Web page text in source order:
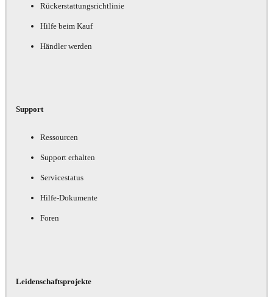
Rückerstattungsrichtlinie
Hilfe beim Kauf
Händler werden
Support
Ressourcen
Support erhalten
Servicestatus
Hilfe-Dokumente
Foren
Leidenschaftsprojekte